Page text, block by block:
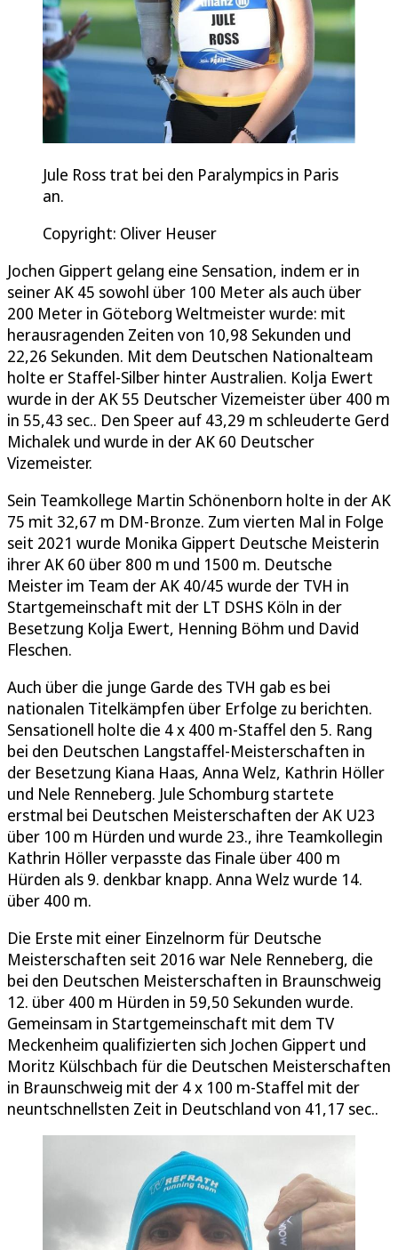
Jule Ross trat bei den Paralympics in Paris
an.
Copyright: Oliver Heuser
Jochen Gippert gelang eine Sensation, indem er in
seiner AK 45 sowohl über 100 Meter als auch über
200 Meter in Göteborg Weltmeister wurde: mit
herausragenden Zeiten von 10,98 Sekunden und
22,26 Sekunden. Mit dem Deutschen Nationalteam
holte er Staffel-Silber hinter Australien. Kolja Ewert
wurde in der AK 55 Deutscher Vizemeister über 400 m
in 55,43 sec.. Den Speer auf 43,29 m schleuderte Gerd
Michalek und wurde in der AK 60 Deutscher
Vizemeister.
Sein Teamkollege Martin Schönenborn holte in der AK
75 mit 32,67 m DM-Bronze. Zum vierten Mal in Folge
seit 2021 wurde Monika Gippert Deutsche Meisterin
ihrer AK 60 über 800 m und 1500 m. Deutsche
Meister im Team der AK 40/45 wurde der TVH in
Startgemeinschaft mit der LT DSHS Köln in der
Besetzung Kolja Ewert, Henning Böhm und David
Fleschen.
Auch über die junge Garde des TVH gab es bei
nationalen Titelkämpfen über Erfolge zu berichten.
Sensationell holte die 4 x 400 m-Staffel den 5. Rang
bei den Deutschen Langstaffel-Meisterschaften in
der Besetzung Kiana Haas, Anna Welz, Kathrin Höller
und Nele Renneberg. Jule Schomburg startete
erstmal bei Deutschen Meisterschaften der AK U23
über 100 m Hürden und wurde 23., ihre Teamkollegin
Kathrin Höller verpasste das Finale über 400 m
Hürden als 9. denkbar knapp. Anna Welz wurde 14.
über 400 m.
Die Erste mit einer Einzelnorm für Deutsche
Meisterschaften seit 2016 war Nele Renneberg, die
bei den Deutschen Meisterschaften in Braunschweig
12. über 400 m Hürden in 59,50 Sekunden wurde.
Gemeinsam in Startgemeinschaft mit dem TV
Meckenheim qualifizierten sich Jochen Gippert und
Moritz Külschbach für die Deutschen Meisterschaften
in Braunschweig mit der 4 x 100 m-Staffel mit der
neuntschnellsten Zeit in Deutschland von 41,17 sec..